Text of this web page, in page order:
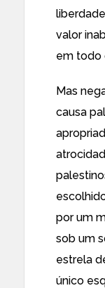
valor
em todo
Mas
causa
por um
sob um
estrela
único